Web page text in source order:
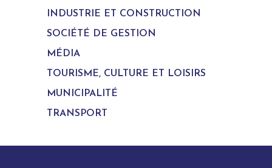
INDUSTRIE ET CONSTRUCTION
SOCIÉTÉ DE GESTION
MÉDIA
TOURISME, CULTURE ET LOISIRS
MUNICIPALITÉ
TRANSPORT